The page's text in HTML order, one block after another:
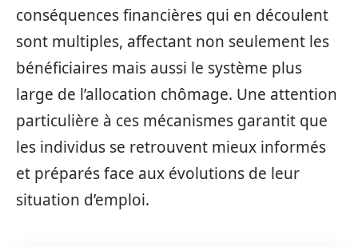
conséquences financières qui en découlent
sont multiples, affectant non seulement les
bénéficiaires mais aussi le système plus
large de l’allocation chômage. Une attention
particulière à ces mécanismes garantit que
les individus se retrouvent mieux informés
et préparés face aux évolutions de leur
situation d’emploi.